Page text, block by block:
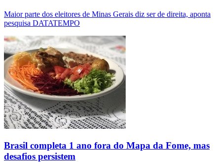
Maior parte dos eleitores de Minas Gerais diz ser de direita, aponta
pesquisa DATATEMPO
Brasil completa 1 ano fora do Mapa da Fome, mas
desafios persistem